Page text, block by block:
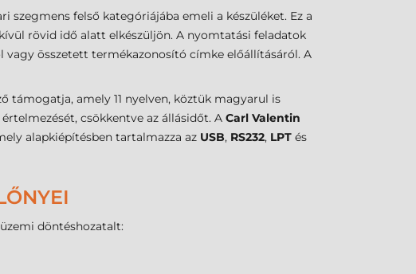
szegmens felső kategóriájába emeli a készüléket. Ez a
rövid idő alatt elkészüljön. A nyomtatási feladatok
összetett termékazonosító címke előállításáról. A
támogatja, amely 11 nyelven, köztük magyarul is
csökkentve az állásidőt. A Carl Valentin
alapkiépítésben tartalmazza az USB, RS232, LPT és
döntéshozatalt: